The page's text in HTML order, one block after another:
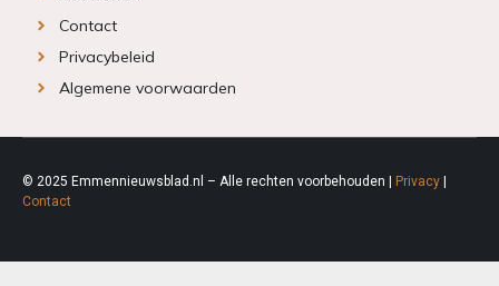
Contact
Privacybeleid
Algemene voorwaarden
© 2025 Emmennieuwsblad.nl – Alle rechten voorbehouden | Privacy
Contact